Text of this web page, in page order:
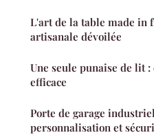
L'art de la table made in
artisanale dévoilée
Une seule punaise de lit
efficace
Porte de garage
personnalisation et